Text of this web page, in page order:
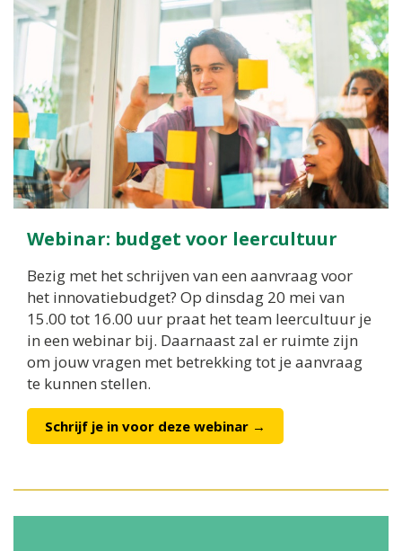
Webinar: budget voor leercultuur
Bezig met het schrijven van een aanvraag voor
het innovatiebudget? Op dinsdag 20 mei van
15.00 tot 16.00 uur praat het team leercultuur je
in een webinar bij. Daarnaast zal er ruimte zijn
om jouw vragen met betrekking tot je aanvraag
te kunnen stellen.
Schrijf je in voor deze webinar →